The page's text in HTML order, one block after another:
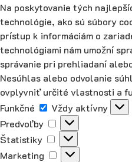
Na poskytovanie tých
technológie, ako sú súbory
prístup k informáciám o
technológiami nám umožní
správanie pri prehliadaní
Nesúhlas alebo odvolanie
ovplyvniť určité vlastnosti a
Funkčné
Funkčné
Vždy aktívny
Predvoľby
Predvoľby
Štatistiky
Štatistiky
Marketing
Marketing